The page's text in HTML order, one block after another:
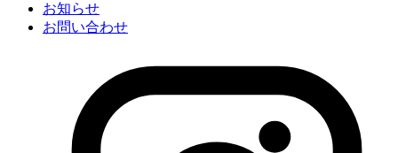
お知らせ
お問い合わせ